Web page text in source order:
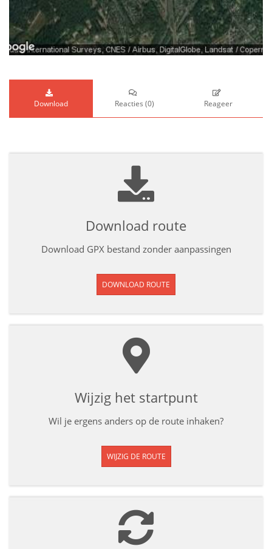
Download Reacties (0) Reageer
Download route
Download GPX bestand zonder aanpassingen
DOWNLOAD ROUTE
Wijzig het startpunt
Wil je ergens anders op de route inhaken?
WIJZIG DE ROUTE